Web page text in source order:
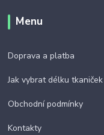
Menu
Doprava a platba
Jak vybrat délku tkaniček
Obchodní podmínky
Kontakty